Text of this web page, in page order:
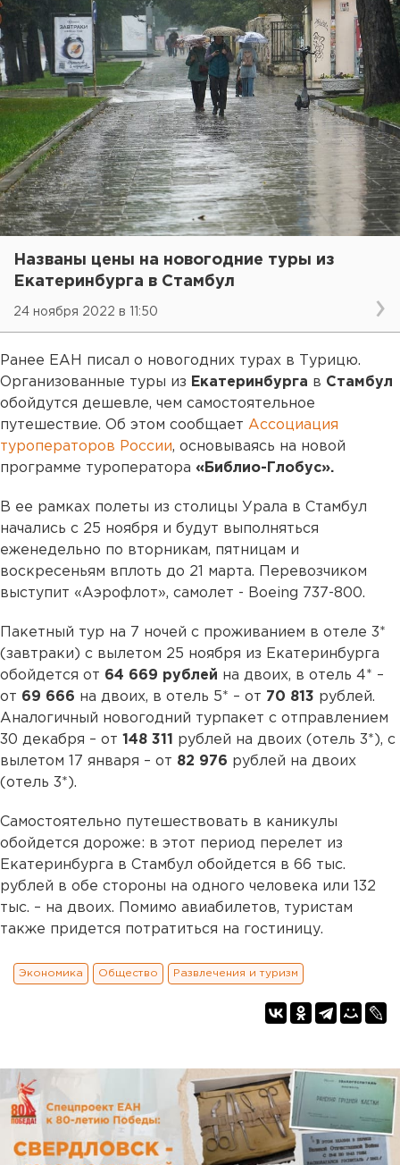
Названы цены на новогодние туры из
Екатеринбурга в Стамбул
24 ноября 2022 в 11:50
Ранее ЕАН писал о новогодних турах в Турицю.
Организованные туры из Екатеринбурга в Стамбул
обойдутся дешевле, чем самостоятельное
путешествие. Об этом сообщает Ассоциация
туроператоров России, основываясь на новой
программе туроператора «Библио-Глобус».
В ее рамках полеты из столицы Урала в Стамбул
начались с 25 ноября и будут выполняться
еженедельно по вторникам, пятницам и
воскресеньям вплоть до 21 марта. Перевозчиком
выступит «Аэрофлот», самолет - Boeing 737-800.
Пакетный тур на 7 ночей с проживанием в отеле 3*
(завтраки) с вылетом 25 ноября из Екатеринбурга
обойдется от 64 669 рублей на двоих, в отель 4* –
от 69 666 на двоих, в отель 5* – от 70 813 рублей.
Аналогичный новогодний турпакет с отправлением
30 декабря – от 148 311
рублей на двоих (отель 3*), с
вылетом 17 января – от 82 976 рублей на двоих
(отель 3*).
Самостоятельно путешествовать в каникулы
обойдется дороже: в этот период перелет из
Екатеринбурга в Стамбул обойдется в 66 тыс.
рублей в обе стороны на одного человека или 132
тыс. – на двоих. Помимо авиабилетов, туристам
также придется потратиться на гостиницу.
Экономика Общество Развлечения и туризм